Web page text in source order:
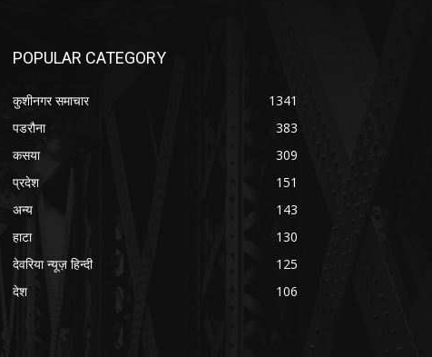
POPULAR CATEGORY
कुशीनगर समाचार
1341
पडरौना
383
कसया
309
प्रदेश
151
अन्य
143
हाटा
130
देवरिया न्यूज़ हिन्दी
125
देश
106